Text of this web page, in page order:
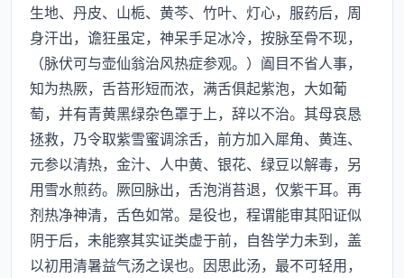
生地、丹皮、山栀、黄芩、竹叶、灯心，服药后，周
身汗出，谵狂虽定，神呆手足冰冷，按脉至骨不现，
（脉伏可与壶仙翁治风热症参观。）阖目不省人事，
知为热厥，舌苔形短而浓，满舌俱起紫泡，大如葡
萄，并有青黄黑绿杂色罩于上，辞以不治。其母哀恳
拯救，乃令取紫雪蜜调涂舌，前方加入犀角、黄连、
元参以清热，金汁、人中黄、银花、绿豆以解毒，另
用雪水煎药。厥回脉出，舌泡消苔退，仅紫干耳。再
剂热净神清，舌色如常。是役也，程谓能审其阳证似
阴于后，未能察其实证类虚于前，自咎学力未到，盖
以初用清暑益气汤之误也。因思此汤，最不可轻用，